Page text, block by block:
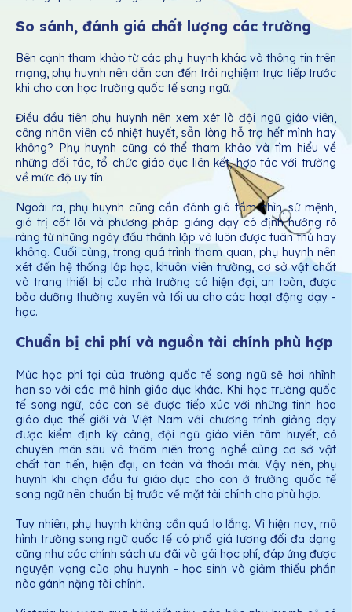
So sánh, đánh giá chất lượng các trường
Bên cạnh tham khảo từ các phụ huynh khác và thông tin trên
mạng, phụ huynh nên dẫn con đến trải nghiệm trực tiếp trước
khi cho con học trường quốc tế song ngữ.
Điều đầu tiên phụ huynh nên xem xét là đội ngũ giáo viên,
công nhân viên có nhiệt huyết, sẵn lòng hỗ trợ hết mình hay
không? Phụ huynh cũng có thể tham khảo và tìm hiểu về
những đối tác, tổ chức giáo dục liên kết, hợp tác với trường
về mức độ uy tín.
Ngoài ra, phụ huynh cũng cần đánh giá tầm nhìn, sứ mệnh,
giá trị cốt lõi và phương pháp giảng dạy có định hướng rõ
ràng từ những ngày đầu thành lập và luôn được tuân thủ hay
không. Cuối cùng, trong quá trình tham quan, phụ huynh nên
xét đến hệ thống lớp học, khuôn viên trường, cơ sở vật chất
và trang thiết bị của nhà trường có hiện đại, an toàn, được
bảo dưỡng thường xuyên và tối ưu cho các hoạt động dạy -
học.
Chuẩn bị chi phí và nguồn tài chính phù hợp
Mức học phí tại của trường quốc tế song ngữ sẽ hơi nhỉnh
hơn so với các mô hình giáo dục khác. Khi học trường quốc
tế song ngữ, các con sẽ được tiếp xúc với những tinh hoa
giáo dục thế giới và Việt Nam với chương trình giảng dạy
được kiểm định kỹ càng, đội ngũ giáo viên tâm huyết, có
chuyên môn sâu và thâm niên trong nghề cùng cơ sở vật
chất tân tiến, hiện đại, an toàn và thoải mái. Vậy nên, phụ
huynh khi chọn đầu tư giáo dục cho con ở trường quốc tế
song ngữ nên chuẩn bị trước về mặt tài chính cho phù hợp.
Tuy nhiên, phụ huynh không cần quá lo lắng. Vì hiện nay, mô
hình trường song ngữ quốc tế có phổ giá tương đối đa dạng
cũng như các chính sách ưu đãi và gói học phí, đáp ứng được
nguyện vọng của phụ huynh - học sinh và giảm thiểu phần
nào gánh nặng tài chính.